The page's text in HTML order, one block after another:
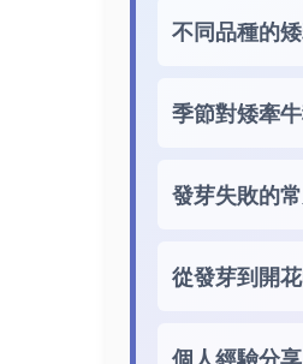
不同品種的
季節對矮牽
發芽失敗的
從發芽到開
個人經驗分